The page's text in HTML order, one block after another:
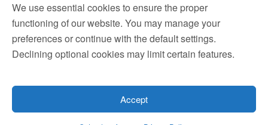
We use essential cookies to ensure the proper
functioning of our website. You may manage your
preferences or continue with the default settings.
Declining optional cookies may limit certain features.
Accept
contact@ogmenlaw.com
content is for informational purposes only and does not
constitute legal advice.